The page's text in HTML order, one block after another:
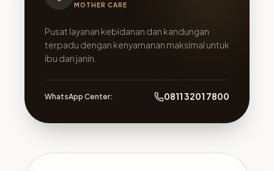
MOTHER CARE
Pusat layanan kebidanan dan kandungan
terpadu dengan kenyamanan maksimal untuk
ibu dan janin.
WhatsApp Center: 0811 3201 7800